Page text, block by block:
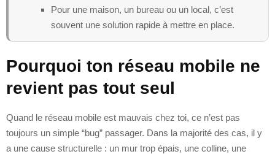
Pour une maison, un bureau ou un local, c’est
souvent une solution rapide à mettre en place.
Pourquoi ton réseau mobile ne
revient pas tout seul
Quand le réseau mobile est mauvais chez toi, ce n’est pas
toujours un simple “bug” passager. Dans la majorité des cas, il y
a une cause structurelle : un mur trop épais, une colline, une